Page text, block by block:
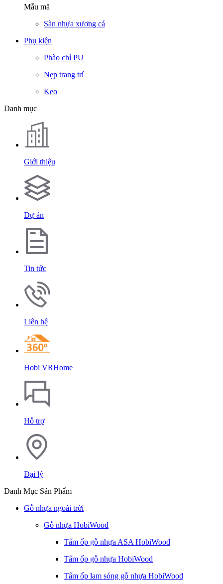
Mẫu mã
Sàn nhựa xương cá
Phụ kiện
Phào chỉ PU
Nẹp trang trí
Keo
Danh mục
Giới thiệu
Dự án
Tin tức
Liên hệ
Hobi VRHome
Hỗ trợ
Đại lý
Danh Mục Sản Phẩm
Gỗ nhựa ngoài trời
Gỗ nhựa HobiWood
Tấm ốp gỗ nhựa ASA HobiWood
Tấm ốp gỗ nhựa HobiWood
Tấm ốp lam sóng gỗ nhựa HobiWood